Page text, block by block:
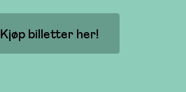
Kjøp billetter her!